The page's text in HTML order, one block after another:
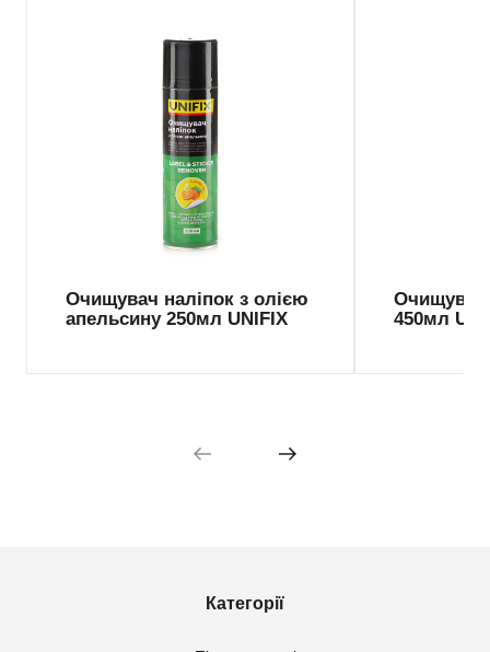
Очищувач наліпок з олією
апельсину 250мл UNIFIX
Очищувач
450мл
Категорії